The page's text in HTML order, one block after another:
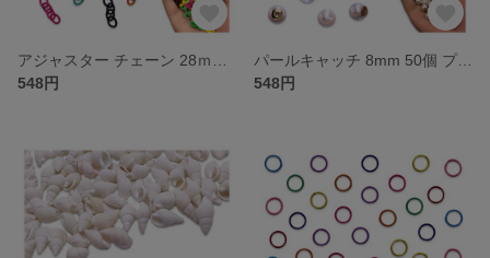
548円
パールキャッチ 8mm 50個 プラ ホワイト ゴールド KC金 ピアスキャッチ ピアス金具 パール キャッチ アクセサリー ハンドメイド パーツ BD4165
548円